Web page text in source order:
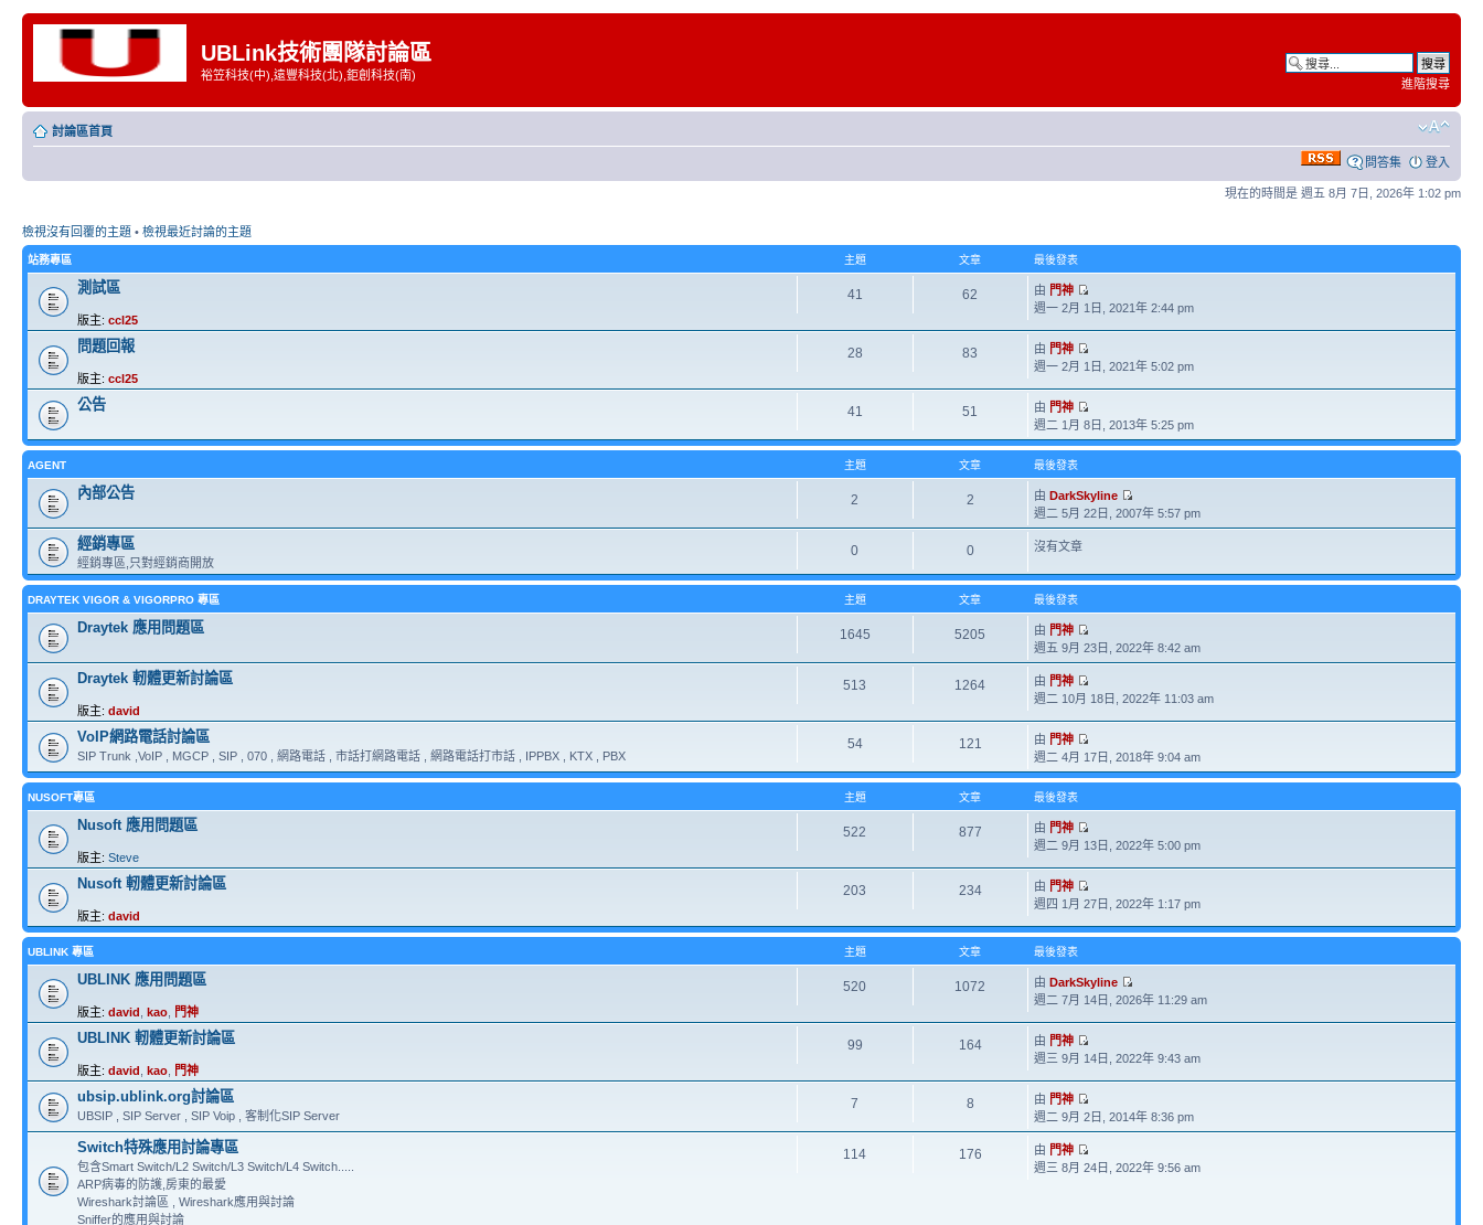
UBLink技術團隊討論區
裕笠科技(中),遠豐科技(北),鉅創科技(南)
進階搜尋
討論區首頁
問答集 登入
現在的時間是 週五 8月 7日, 2026年 1:02 pm
檢視沒有回覆的主題 • 檢視最近討論的主題
站務專區 主題 文章 最後發表
測試區
版主: ccl25
41 62 由 門神
週一 2月 1日, 2021年 2:44 pm
問題回報
版主: ccl25
28 83 由 門神
週一 2月 1日, 2021年 5:02 pm
公告 41 51 由 門神
週二 1月 8日, 2013年 5:25 pm
AGENT 主題 文章 最後發表
內部公告 2 2 由DarkSkyline
週二 5月 22日, 2007年 5:57 pm
經銷專區
經銷專區,只對經銷商開放
0 0 沒有文章
DRAYTEK VIGOR & VIGORPRO 專區 主題 文章 最後發表
Draytek 應用問題區 1645 5205 由 門神
週五 9月 23日, 2022年 8:42 am
Draytek 軔體更新討論區
版主: david
513 1264 由 門神
週二 10月 18日, 2022年 11:03 am
VoIP網路電話討論區
SIP Trunk ,VoIP , MGCP , SIP , 070 , 網路電話 , 市話打網路電話 , 網路電話打市話 , IPPBX , KTX , PBX
54 121 由 門神
週二 4月 17日, 2018年 9:04 am
NUSOFT專區 主題 文章 最後發表
Nusoft 應用問題區
版主: Steve
522 877 由 門神
週二 9月 13日, 2022年 5:00 pm
Nusoft 軔體更新討論區
版主: david
203 234 由 門神
週四 1月 27日, 2022年 1:17 pm
UBLINK 專區 主題 文章 最後發表
UBLINK 應用問題區
版主: david kao 門神
520 1072 由DarkSkyline
週二 7月 14日, 2026年 11:29 am
UBLINK 軔體更新討論區
版主: david kao 門神
99 164 由 門神
週三 9月 14日, 2022年 9:43 am
ubsip.ublink.org討論區
UBSIP , SIP Server , SIP Voip , 客制化SIP Server
7 8 由 門神
週二 9月 2日, 2014年 8:36 pm
Switch特殊應用討論專區
包含Smart Switch/L2 Switch/L3 Switch/L4 Switch.....
ARP病毒的防護,房東的最愛
Wireshark討論區 , Wireshark應用與討論
Sniffer的應用與討論
114 176 由 門神
週三 8月 24日, 2022年 9:56 am